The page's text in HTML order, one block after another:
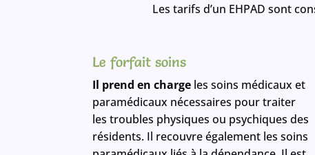
Les tarifs d’un EHPAD sont
Le forfait soins
Il prend en charge les soins médicaux et
paramédicaux nécessaires pour traiter
les troubles physiques ou psychiques des
résidents. Il recouvre également les soins